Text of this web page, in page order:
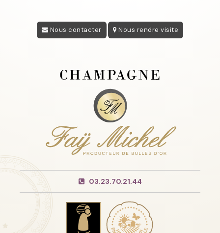
Nous contacter Nous rendre visite
03.23.70.21.44